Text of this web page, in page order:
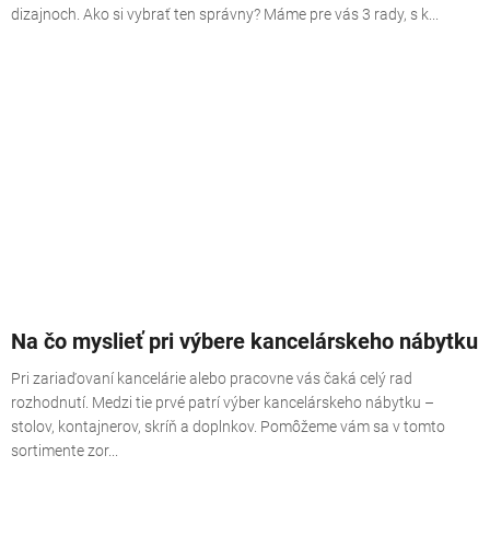
dizajnoch. Ako si vybrať ten správny? Máme pre vás 3 rady, s k...
Na čo myslieť pri výbere kancelárskeho nábytku
Pri zariaďovaní kancelárie alebo pracovne vás čaká celý rad
rozhodnutí. Medzi tie prvé patrí výber kancelárskeho nábytku –
stolov, kontajnerov, skríň a doplnkov. Pomôžeme vám sa v tomto
sortimente zor...